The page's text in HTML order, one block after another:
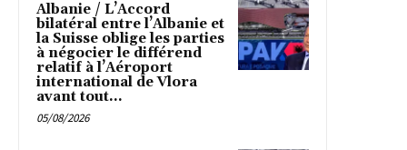
Albanie / L’Accord
bilatéral entre l’Albanie et
la Suisse oblige les parties
à négocier le différend
relatif à l’Aéroport
international de Vlora
avant tout...
05/08/2026